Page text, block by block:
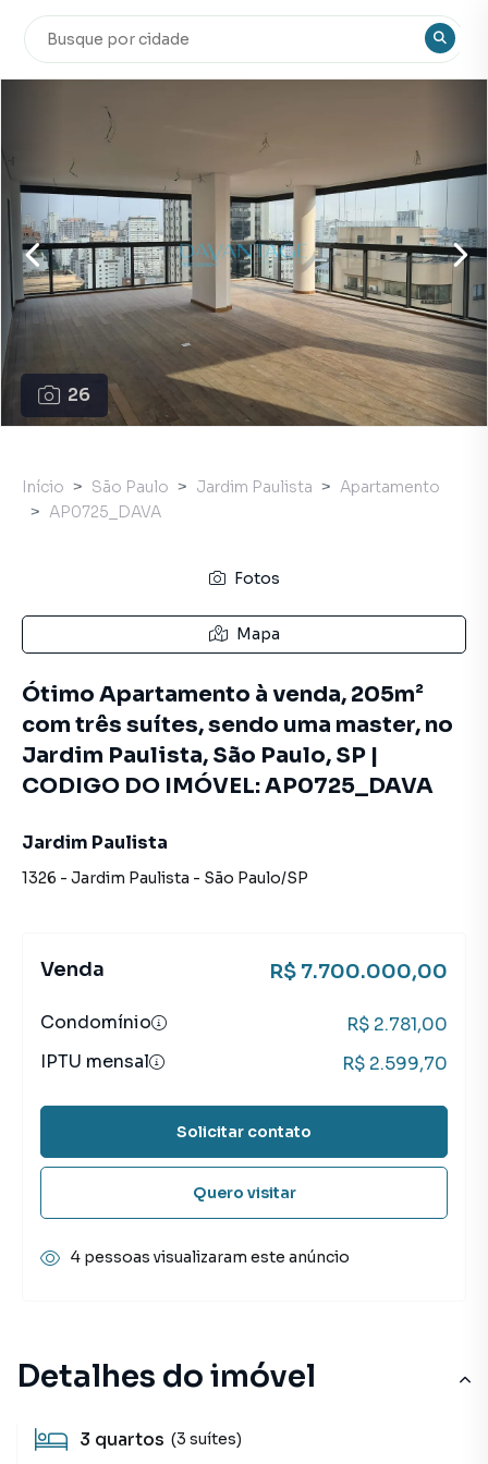
26
Detalhes do imóvel
3 quartos (3 suítes)
Início São Paulo Jardim Paulista
Apartamento
AP0725_DAVA
Fotos
Mapa
Ótimo Apartamento à venda, 205m²
com três suítes, sendo uma master, no
Jardim Paulista, São Paulo, SP |
CODIGO DO IMÓVEL: AP0725_DAVA
Jardim Paulista
1326 - Jardim Paulista - São Paulo/SP
Venda R$ 7.700.000,00
Condomínio
R$ 2.781,00
IPTU mensal
R$ 2.599,70
Solicitar contato
Quero visitar
4 pessoas visualizaram este anúncio